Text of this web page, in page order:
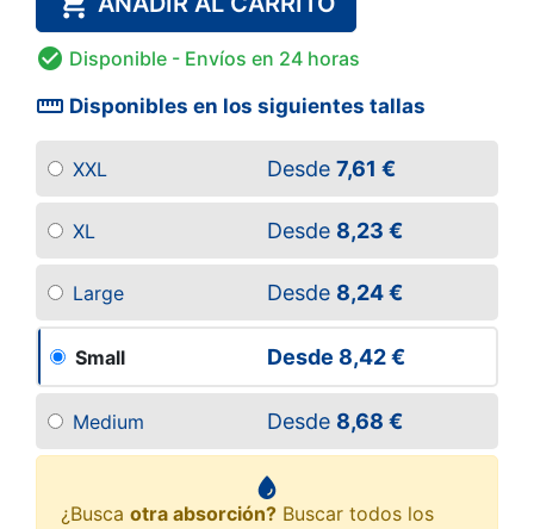
 Disponible - Envíos en 24 horas
straighten Disponibles en los siguientes tallas
XXL Desde 7,61 €
XL Desde 8,23 €
Large Desde 8,24 €
Small Desde 8,42 €
Medium Desde 8,68 €
¿Busca otra absorción? Buscar todos los